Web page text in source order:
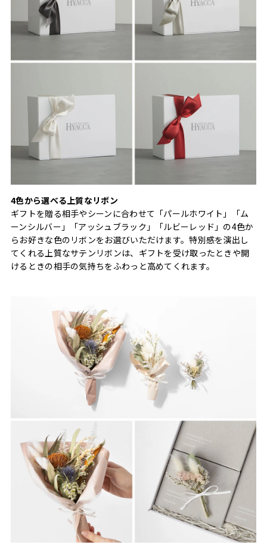
4色から選べる上質なリボン
ギフトを贈る相手やシーンに合わせて「パールホワイト」「ム
ーンシルバー」「アッシュブラック」「ルビーレッド」の4色か
らお好きな色のリボンをお選びいただけます。特別感を演出し
てくれる上質なサテンリボンは、ギフトを受け取ったときや開
けるときの相手の気持ちをふわっと高めてくれます。